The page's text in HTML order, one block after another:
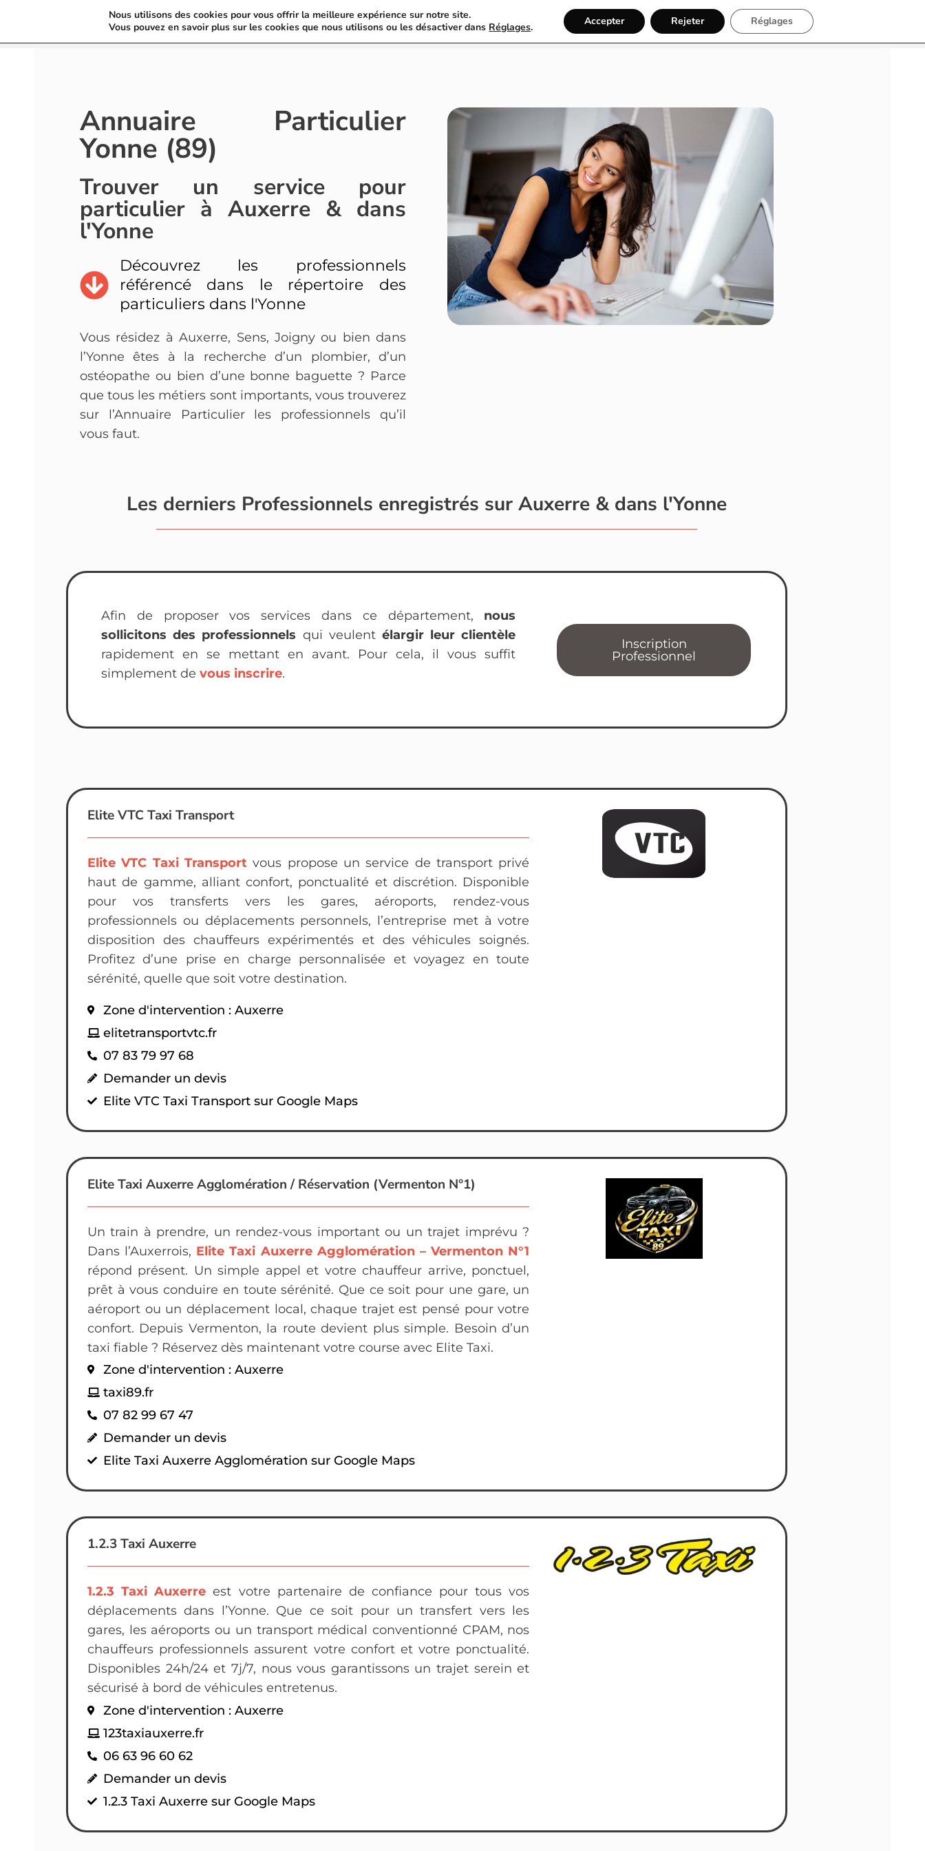
Annuaire Particulier Recherche Inscription
Annuaire Particulier
Yonne (89)
Trouver un service pour
particulier à Auxerre & dans
l'Yonne
Découvrez les professionnels
référencé dans le répertoire des
particuliers dans l'Yonne
Vous résidez à Auxerre, Sens, Joigny ou bien dans
l’Yonne êtes à la recherche d’un plombier, d’un
ostéopathe ou bien d’une bonne baguette ? Parce
que tous les métiers sont importants, vous trouverez
sur l’Annuaire Particulier les professionnels qu’il
vous faut.
Les derniers Professionnels enregistrés sur Auxerre & dans l'Yonne
Afin de proposer vos services dans ce département, nous
sollicitons des professionnels qui veulent élargir leur clientèle
rapidement en se mettant en avant. Pour cela, il vous suffit
simplement de vous inscrire.
Inscription
Professionnel
Elite VTC Taxi Transport
Elite VTC Taxi Transport vous propose un service de transport privé
haut de gamme, alliant confort, ponctualité et discrétion. Disponible
pour vos transferts vers les gares, aéroports, rendez-vous
professionnels ou déplacements personnels, l’entreprise met à votre
disposition des chauffeurs expérimentés et des véhicules soignés.
Profitez d’une prise en charge personnalisée et voyagez en toute
sérénité, quelle que soit votre destination.
Zone d'intervention : Auxerre
elitetransportvtc.fr
07 83 79 97 68
Demander un devis
Elite VTC Taxi Transport sur Google Maps
Elite Taxi Auxerre Agglomération / Réservation (Vermenton N°1)
Un train à prendre, un rendez-vous important ou un trajet imprévu ?
Dans l’Auxerrois, Elite Taxi Auxerre Agglomération – Vermenton N°1
répond présent. Un simple appel et votre chauffeur arrive, ponctuel,
prêt à vous conduire en toute sérénité. Que ce soit pour une gare, un
aéroport ou un déplacement local, chaque trajet est pensé pour votre
confort. Depuis Vermenton, la route devient plus simple. Besoin d’un
taxi fiable ? Réservez dès maintenant votre course avec Elite Taxi.
Zone d'intervention : Auxerre
taxi89.fr
07 82 99 67 47
Demander un devis
Elite Taxi Auxerre Agglomération sur Google Maps
1.2.3 Taxi Auxerre
1.2.3 Taxi Auxerre est votre partenaire de confiance pour tous vos
déplacements dans l’Yonne. Que ce soit pour un transfert vers les
gares, les aéroports ou un transport médical conventionné CPAM, nos
chauffeurs professionnels assurent votre confort et votre ponctualité.
Disponibles 24h/24 et 7j/7, nous vous garantissons un trajet serein et
sécurisé à bord de véhicules entretenus.
Zone d'intervention : Auxerre
123taxiauxerre.fr
06 63 96 60 62
Demander un devis
1.2.3 Taxi Auxerre sur Google Maps
Nous utilisons des cookies pour vous offrir la meilleure expérience sur notre site.
Vous pouvez en savoir plus sur les cookies que nous utilisons ou les désactiver dans Réglages. Accepter Rejeter Réglages